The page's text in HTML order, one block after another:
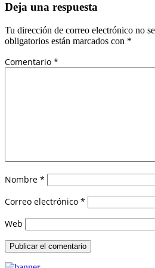
Deja una respuesta
Tu dirección de correo electrónico no
obligatorios están marcados con *
Comentario *
Nombre *
Correo electrónico *
Web